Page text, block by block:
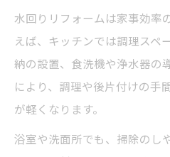
水回りリフォームは家事効率
えば、キッチンでは調理スペ
納の設置、食洗機や浄水器の
により、調理や後片付けの手
が軽くなります。
浴室や洗面所でも、掃除のし